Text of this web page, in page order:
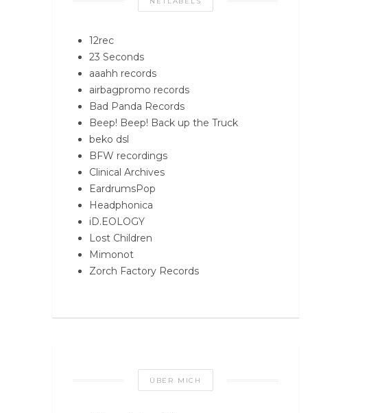
12rec
23 Seconds
aaahh records
airbagpromo records
Bad Panda Records
Beep! Beep! Back up the Truck
beko dsl
BFW recordings
Clinical Archives
EardrumsPop
Headphonica
iD.EOLOGY
Lost Children
Mimonot
Zorch Factory Records
ÜBER MICH